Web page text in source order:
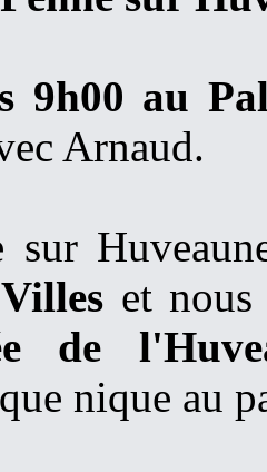
9h00 au
Arnaud.
sur
et
de
nique au